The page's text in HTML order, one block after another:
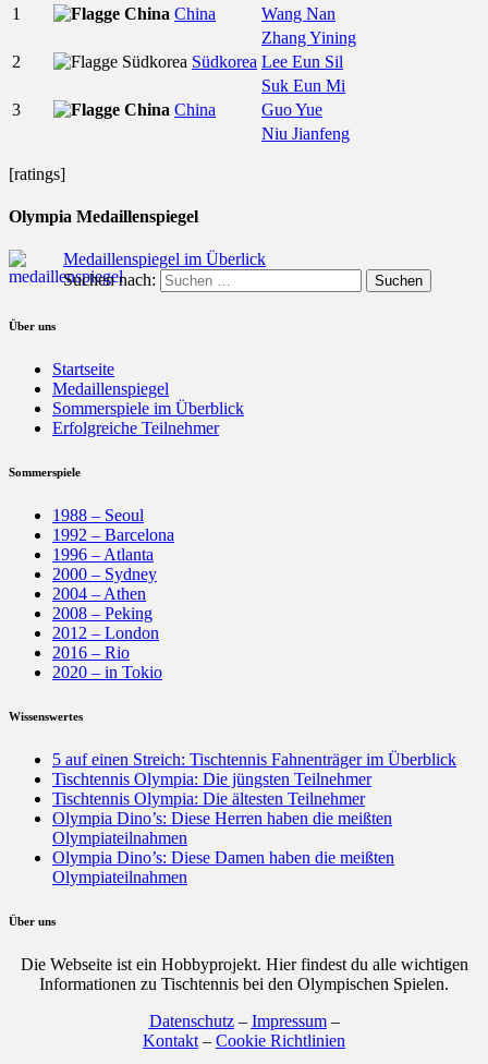
1 China
Wang Nan
Zhang Yining
2
Südkorea Lee Eun Sil
Suk Eun Mi
3
China
Guo Yue
Niu Jianfeng
[ratings]
Olympia Medaillenspiegel
Medaillenspiegel im Überlick
Suchen nach:
Über uns
Startseite
Medaillenspiegel
Sommerspiele im Überblick
Erfolgreiche Teilnehmer
Sommerspiele
1988 – Seoul
1992 – Barcelona
1996 – Atlanta
2000 – Sydney
2004 – Athen
2008 – Peking
2012 – London
2016 – Rio
2020 – in Tokio
Wissenswertes
5 auf einen Streich: Tischtennis Fahnenträger im Überblick
Tischtennis Olympia: Die jüngsten Teilnehmer
Tischtennis Olympia: Die ältesten Teilnehmer
Olympia Dino’s: Diese Herren haben die meißten
Olympiateilnahmen
Olympia Dino’s: Diese Damen haben die meißten
Olympiateilnahmen
Über uns
Die Webseite ist ein Hobbyprojekt. Hier findest du alle wichtigen
Informationen zu Tischtennis bei den Olympischen Spielen.
Datenschutz– Impressum–
Kontakt – Cookie Richtlinien